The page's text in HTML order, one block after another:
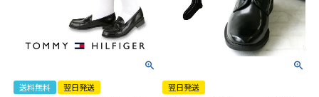
送料無料
翌日発送
翌日発送